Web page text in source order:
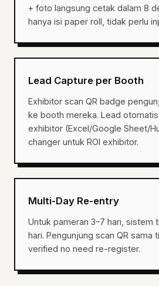
+ foto langsung cetak dalam 8
hanya isi paper roll, tidak perlu
Lead Capture per Booth
Exhibitor scan QR badge
ke booth mereka. Lead otomatis
exhibitor (Excel/Google Sheet/
changer untuk ROI exhibitor.
Multi-Day Re-entry
Untuk pameran 3–7 hari, sistem
hari. Pengunjung scan QR sama
verified no need re-register.